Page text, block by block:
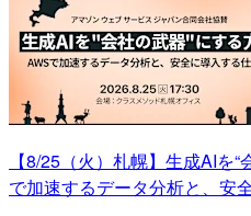
【8/25（火）札幌】生成AIを
で加速するデータ分析と、安